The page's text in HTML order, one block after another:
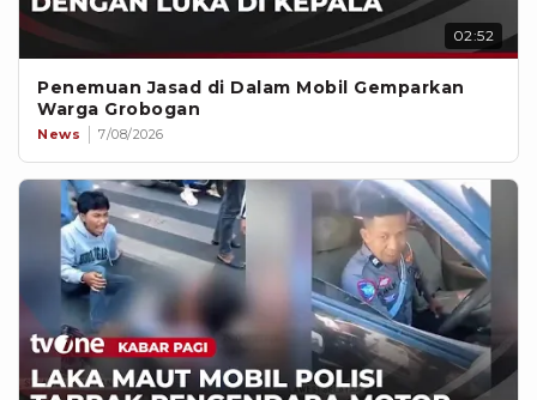
02:52
Penemuan Jasad di Dalam Mobil Gemparkan
Warga Grobogan
News 7/08/2026